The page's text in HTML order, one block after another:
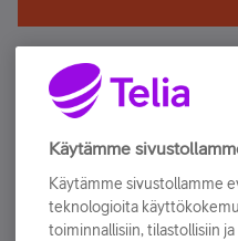
Älä jää paitsi –
Tilaa Telian uutiskirje ja
sähköpostiisi.
Käytämme
Käytämme sivustollamme
teknologioita
toiminnallisiin, tilastollisiin